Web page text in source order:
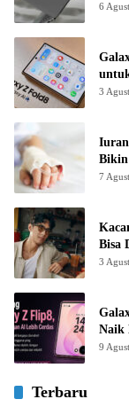
6
3
Iuran
7
Bisa
3
Naik
9
Terbaru